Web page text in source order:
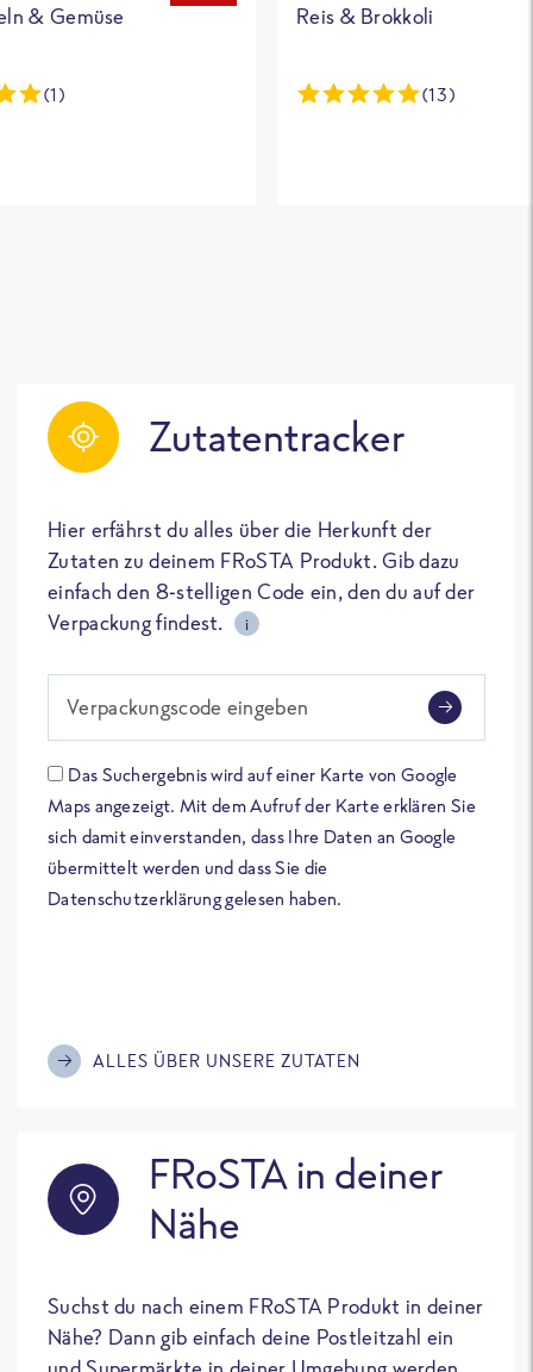
& Gemüse
(1)
Reis & Brokkoli
(13)
Zutatentracker
Hier erfährst du alles über die Herkunft der
Zutaten zu deinem FRoSTA Produkt. Gib dazu
einfach den 8-stelligen Code ein, den du auf der
Verpackung findest.
i
Verpackungscode eingeben
Das Suchergebnis wird auf einer Karte von Google
Maps angezeigt. Mit dem Aufruf der Karte erklären Sie
sich damit einverstanden, dass Ihre Daten an Google
übermittelt werden und dass Sie die
Datenschutzerklärung gelesen haben.
ALLES ÜBER UNSERE ZUTATEN
FRoSTA in deiner
Nähe
Suchst du nach einem FRoSTA Produkt in deiner
Nähe? Dann gib einfach deine Postleitzahl ein